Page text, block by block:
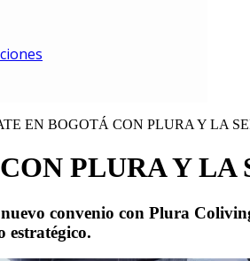
de la Cadena de Suministros
del Talento Humano
de la Innovación y Emprendimiento
Internacional
Marketing
del Talento Humano
de Negocios
Riesgos Financieros
EN BOGOTÁ CON PLURA Y LA
PLURA Y LA
convenio con Plura
estratégico.